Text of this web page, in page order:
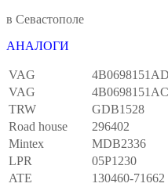
в Севастополе
АНАЛОГИ
VAG
4B0698151AD
VAG
4B0698151AC
TRW
GDB1528
Road house
296402
Mintex
MDB2336
LPR
05P1230
ATE
130460-71662